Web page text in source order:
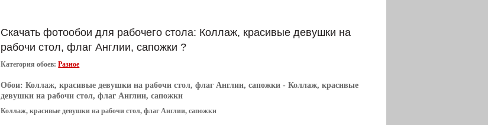
Скачать фотообои для рабочего стола: Коллаж, красивые девушки на
рабочи стол, флаг Англии, сапожки ?
Категория обоев:Разное
Обои:Коллаж, красивые девушки на рабочи стол, флаг Англии, сапожки - Коллаж, красивые
девушки на рабочи стол, флаг Англии, сапожки
Коллаж, красивые девушки на рабочи стол, флаг Англии, сапожки